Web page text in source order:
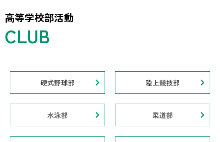
高等学校部活動
硬式野球部 陸上競技部
水泳部 柔道部